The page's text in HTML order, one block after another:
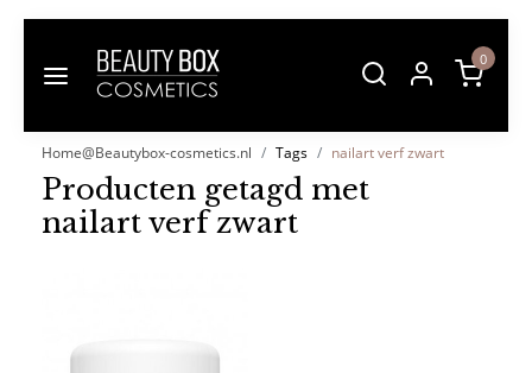
0
Home@Beautybox-cosmetics.nl Tags nailart verf zwart
Producten getagd met
nailart verf zwart